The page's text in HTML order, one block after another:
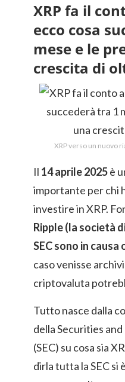
XRP fa il
ecco cosa
mese e le
crescita di
XRP verso un nuovo
Il 14 aprile 2025è
importante per chi
investire in XRP.
Ripple (la società
SEC sono in causa
caso venisse
criptovaluta
Tutto nasce dalla
della Securities
(SEC) su cosa sia
dirla tutta la SEC si